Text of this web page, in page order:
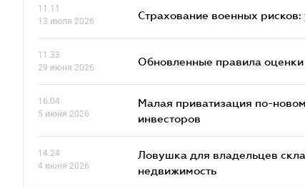
11.11
13 июля 2026
Страхование военных
11.33
29 июня 2026
Обновленные правила
16.04
5 июня 2026
Малая приватизация по-
инвесторов
14.24
4 июня 2026
Ловушка для владельцев
недвижимость